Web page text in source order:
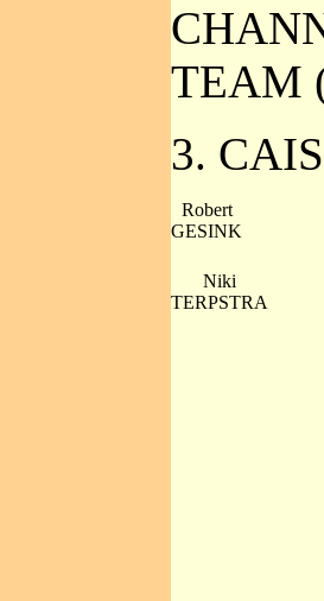
TEAM
3.
Robert
GESINK
Niki
TERPSTRA